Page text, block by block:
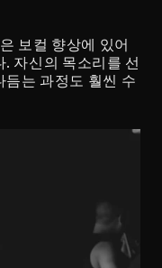
보컬 향상에 있어
자신의 목소리를 선
듬는 과정도 훨씬 수